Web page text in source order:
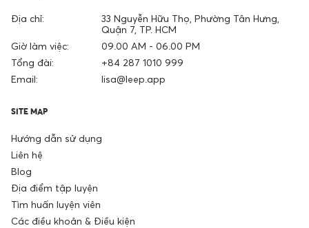
Địa chỉ:
33 Nguyễn Hữu Thọ, Phường Tân Hưng,
Quận 7, TP. HCM
Giờ làm việc:
09.00 AM - 06.00 PM
Tổng đài:
+84 287 1010 999
Email:
lisa@leep.app
SITE MAP
Hướng dẫn sử dụng
Liên hệ
Blog
Địa điểm tập luyện
Tìm huấn luyện viên
Các điều khoản & Điều kiện